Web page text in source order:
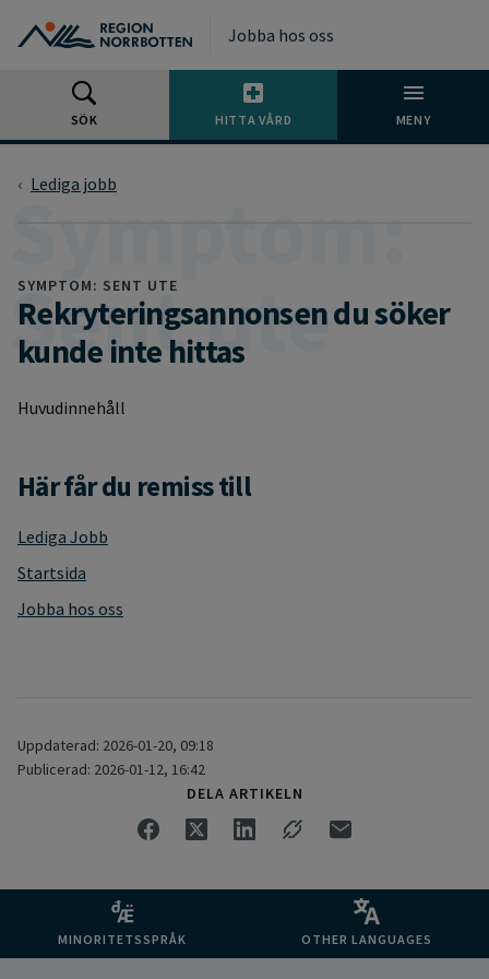
Jobba hos oss
SÖK HITTA VÅRD MENY
Lediga jobb
SYMPTOM: SENT UTE
Rekryteringsannonsen du söker
kunde inte hittas
Huvudinnehåll
Här får du remiss till
Lediga Jobb
Startsida
Jobba hos oss
Uppdaterad: 2026-01-20, 09:18
Publicerad: 2026-01-12, 16:42
DELA ARTIKELN
MINORITETSSPRÅK OTHER LANGUAGES